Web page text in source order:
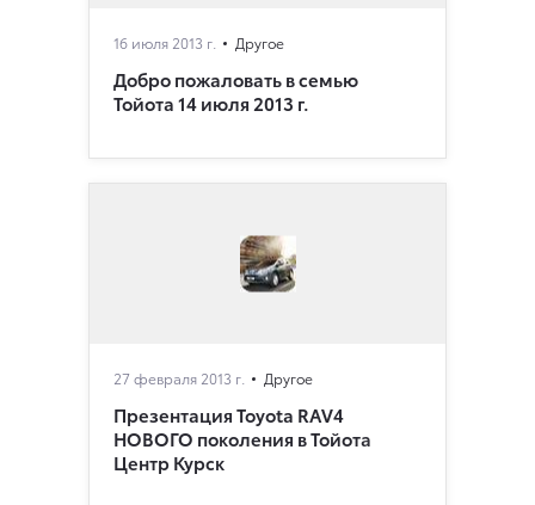
16 июля 2013 г. Другое
Добро пожаловать в семью
Тойота 14 июля 2013 г.
27 февраля 2013 г. Другое
Презентация Toyota RAV4
НОВОГО поколения в Тойота
Центр Курск